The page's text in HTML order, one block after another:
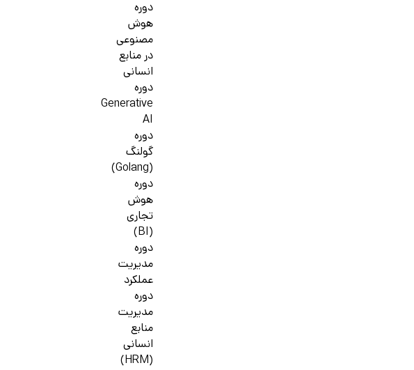
دوره
هوش
مصنوعی
در منابع
انسانی
دوره
Generative
AI
دوره
گولنگ
(Golang)
دوره
هوش
تجاری
(BI)
دوره
مدیریت
عملکرد
دوره
مدیریت
منابع
انسانی
(HRM)